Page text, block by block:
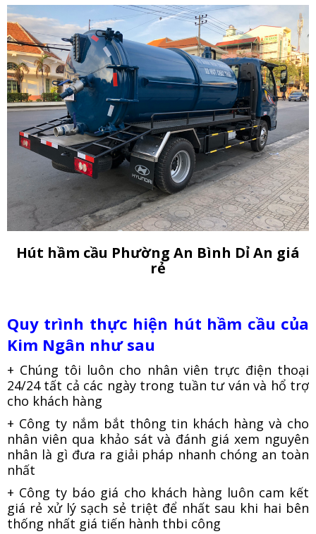
Hút hầm cầu Phường An Bình Dỉ An giá
rẻ
Quy trình thực hiện hút hầm cầu của
Kim Ngân như sau
+ Chúng tôi luôn cho nhân viên trực điện thoại
24/24 tất cả các ngày trong tuần tư ván và hổ trợ
cho khách hàng
+ Công ty nắm bắt thông tin khách hàng và cho
nhân viên qua khảo sát và đánh giá xem nguyên
nhân là gì đưa ra giải pháp nhanh chóng an toàn
nhất
+ Công ty báo giá cho khách hàng luôn cam kết
giá rẻ xử lý sạch sẻ triệt để nhất sau khi hai bên
thống nhất giá tiến hành thbi công